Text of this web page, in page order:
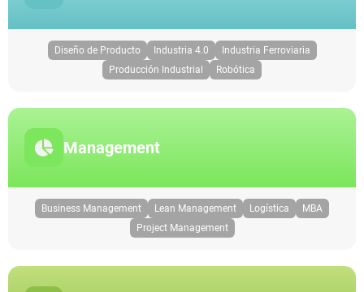
Diseño de Producto Industria 4.0
Industria Ferroviaria
Producción Industrial
Robótica
Management
Business Management Lean Management Logística
MBA
Project Management